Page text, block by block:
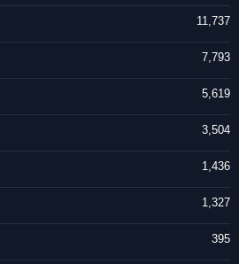
11,737
7,793
5,619
3,504
1,436
1,327
395